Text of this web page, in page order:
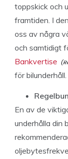
toppskick och
framtiden. I
oss av några
och samtidigt
Bankvertise
för bilunderhåll.
En av de
underhålla din